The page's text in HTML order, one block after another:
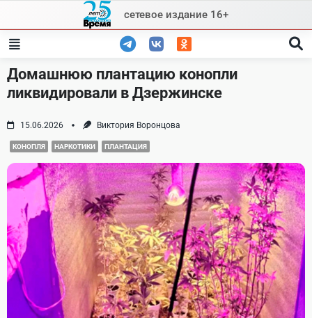
content
сетевое издание 16+
Домашнюю плантацию конопли
ликвидировали в Дзержинске
15.06.2026 Виктория Воронцова
КОНОПЛЯ НАРКОТИКИ ПЛАНТАЦИЯ